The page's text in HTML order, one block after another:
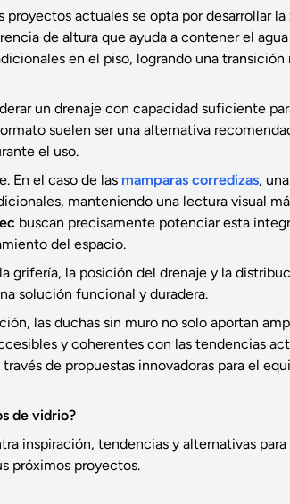
actuales se opta por desarrollar la
de altura que ayuda a contener el
en el piso, logrando una transición
un drenaje con capacidad suficiente
suelen ser una alternativa
el uso.
En el caso de las mamparas corredizas,
manteniendo una lectura visual
buscan precisamente potenciar esta
del espacio.
grifería, la posición del drenaje y la
solución funcional y duradera.
las duchas sin muro no solo aportan
y coherentes con las tendencias
de propuestas innovadoras para el
de vidrio?
inspiración, tendencias y alternativas para
próximos proyectos.